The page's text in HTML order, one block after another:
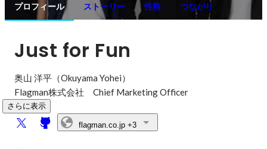
プロフィール ストーリー 性格 つながり
Just for Fun
奥山 洋平（Okuyama Yohei）
Flagman株式会社　Chief Marketing Officer
さらに表示
flagman.co.jp +3